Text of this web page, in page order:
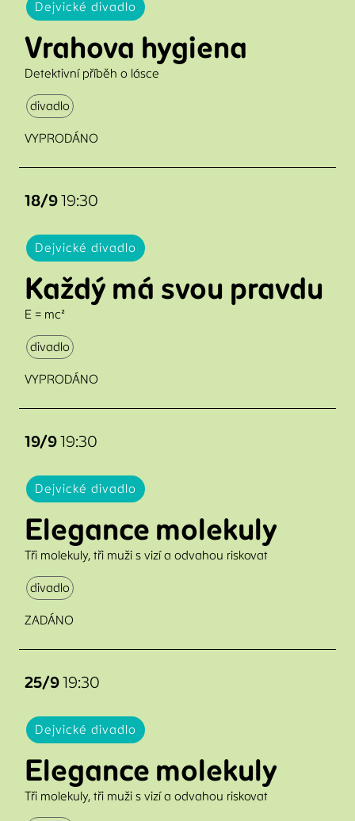
Dejvické divadlo
Vrahova hygiena
Detektivní příběh o lásce
divadlo
VYPRODÁNO
18/919:30
Dejvické divadlo
Každý má svou pravdu
E = mc²
divadlo
VYPRODÁNO
19/919:30
Dejvické divadlo
Elegance molekuly
Tři molekuly, tři muži s vizí a odvahou riskovat
divadlo
ZADÁNO
25/919:30
Dejvické divadlo
Elegance molekuly
Tři molekuly, tři muži s vizí a odvahou riskovat